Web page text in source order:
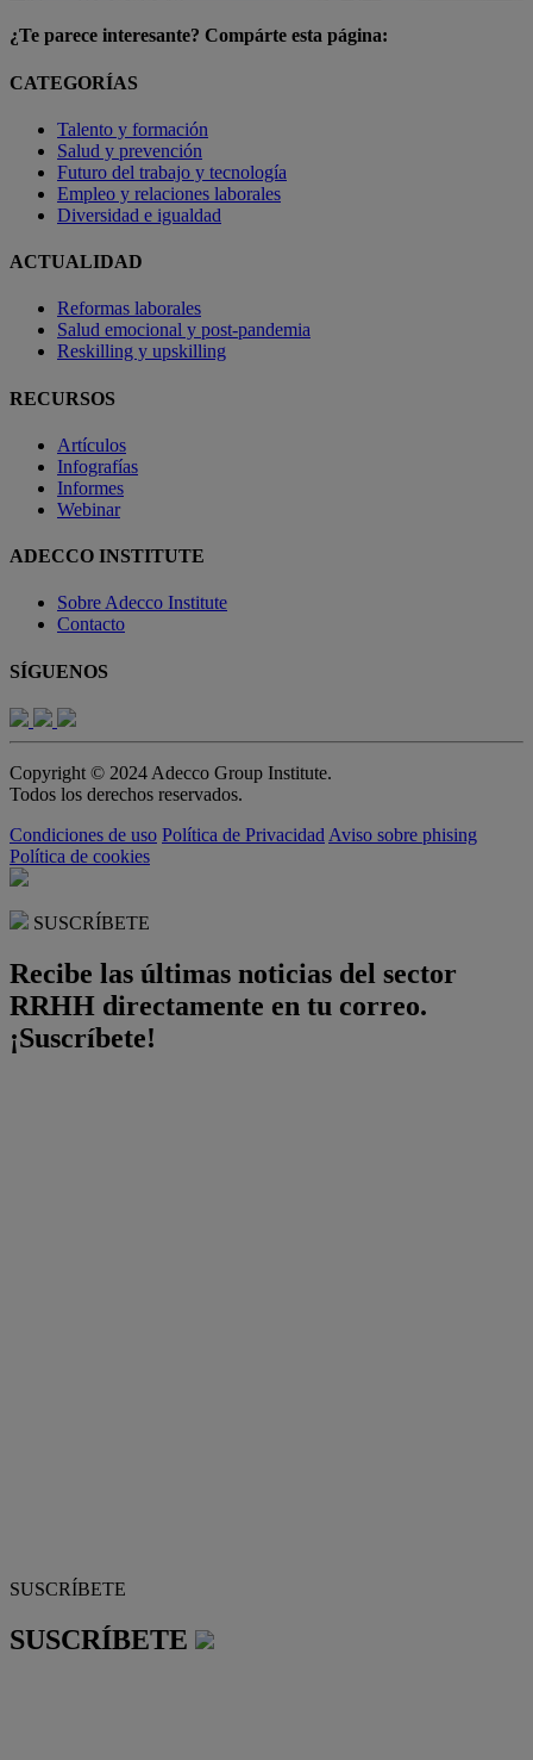
¿Te parece interesante? Compárte esta página:
CATEGORÍAS
Talento y formación
Salud y prevención
Futuro del trabajo y tecnología
Empleo y relaciones laborales
Diversidad e igualdad
ACTUALIDAD
Reformas laborales
Salud emocional y post-pandemia
Reskilling y upskilling
RECURSOS
Artículos
Infografías
Informes
Webinar
ADECCO INSTITUTE
Sobre Adecco Institute
Contacto
SÍGUENOS
Copyright © 2024 Adecco Group Institute.
Todos los derechos reservados.
Condiciones de uso Política de Privacidad Aviso sobre phising
Política de cookies
SUSCRÍBETE
Recibe las últimas noticias del sector
RRHH directamente en tu correo.
¡Suscríbete!
SUSCRÍBETE
SUSCRÍBETE